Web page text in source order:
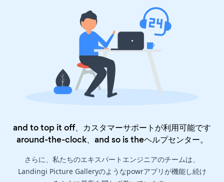
and to top it off、カスタマーサポートが利用可能です
around-the-clock、and so is theヘルプセンター。
さらに、私たちのエキスパートエンジニアのチームは、
Landingi Picture Galleryのようなpowrアプリが機能し続け